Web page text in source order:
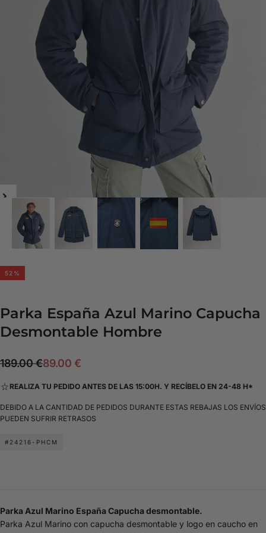
52 %
Parka España Azul Marino Capucha
Desmontable Hombre
89.00
Precio
189.00 €Precio
89.00 €
REALIZA TU PEDIDO ANTES DE LAS 15:00H. Y RECÍBELO EN 24-48 H*
DEBIDO A LA CANTIDAD DE PEDIDOS DURANTE ESTAS REBAJAS LOS ENVÍOS
PUEDEN SUFRIR RETRASOS
#24216-PHCM
Parka Azul Marino España Capucha desmontable.
Parka Azul Marino con capucha desmontable y logo en caucho en